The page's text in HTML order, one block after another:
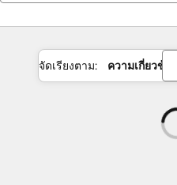
จัดเรียงตาม: ความเกี่ยวข้อง